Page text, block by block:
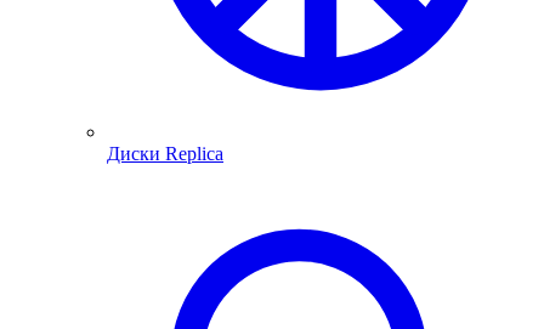
Диски Replica